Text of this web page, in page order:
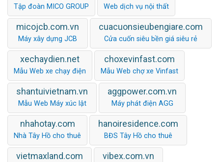
Tập đoàn MICO GROUP Web dịch vụ nội thất
micojcb.com.vn
Máy xây dựng JCB
cuacuonsieubengiare.com
Cửa cuốn siêu bền giá siêu rẻ
xechaydien.net
Mẫu Web xe chạy điện
choxevinfast.com
Mẫu Web chợ xe Vinfast
shantuivietnam.vn
Mẫu Web Máy xúc lật
aggpower.com.vn
Máy phát điện AGG
nhahotay.com
Nhà Tây Hồ cho thuê
hanoiresidence.com
BĐS Tây Hồ cho thuê
vietmaxland.com vibex.com.vn